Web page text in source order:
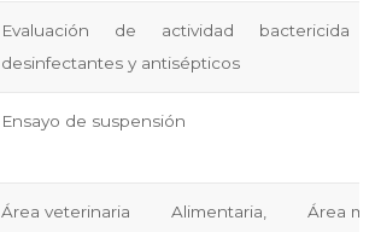
Evaluación de actividad bactericida
desinfectantes y antisépticos
Ensayo de suspensión
Área veterinaria
Alimentaria,
Área